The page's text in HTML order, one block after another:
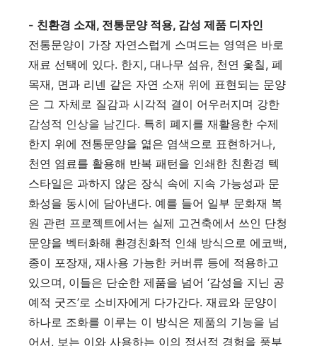
- 친환경 소재, 전통문양 적용, 감성 제품 디자인
전통문양이 가장 자연스럽게 스며드는 영역은 바로
재료 선택에 있다. 한지, 대나무 섬유, 천연 옻칠, 폐
목재, 면과 리넨 같은 자연 소재 위에 표현되는 문양
은 그 자체로 질감과 시각적 결이 어우러지며 강한
감성적 인상을 남긴다. 특히 폐지를 재활용한 수제
한지 위에 전통문양을 엷은 염색으로 표현하거나,
천연 염료를 활용해 반복 패턴을 인쇄한 친환경 텍
스타일은 과하지 않은 장식 속에 지속 가능성과 문
화성을 동시에 담아낸다. 예를 들어 일부 문화재 복
원 관련 프로젝트에서는 실제 고건축에서 쓰인 단청
문양을 벡터화해 환경친화적 인쇄 방식으로 에코백,
종이 포장재, 재사용 가능한 커버류 등에 적용하고
있으며, 이들은 단순한 제품을 넘어 ‘감성을 지닌 공
예적 굿즈’로 소비자에게 다가간다. 재료와 문양이
하나로 조화를 이루는 이 방식은 제품의 기능을 넘
어서, 보는 이와 사용하는 이의 정서적 경험을 풍부